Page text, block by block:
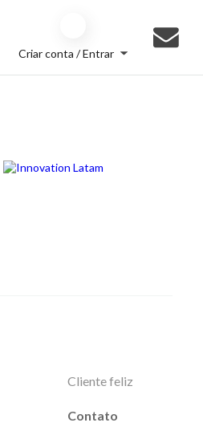
Criar conta / Entrar
Cliente feliz
Contato